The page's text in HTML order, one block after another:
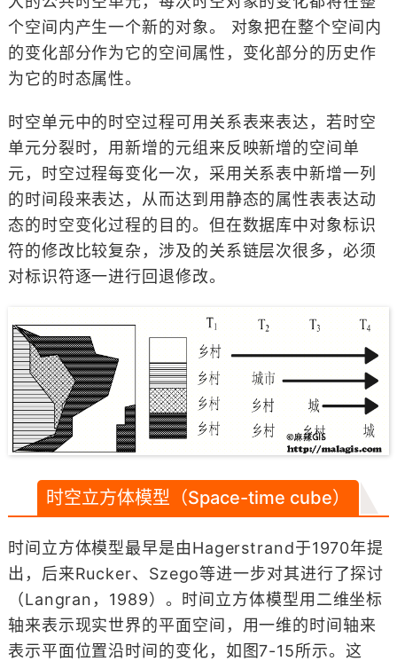
个空间内产生一个新的对象。 对象把在整个空间内
的变化部分作为它的空间属性，变化部分的历史作
为它的时态属性。
时空单元中的时空过程可用关系表来表达，若时空
单元分裂时，用新增的元组来反映新增的空间单
元，时空过程每变化一次，采用关系表中新增一列
的时间段来表达，从而达到用静态的属性表表达动
态的时空变化过程的目的。但在数据库中对象标识
符的修改比较复杂，涉及的关系链层次很多，必须
对标识符逐一进行回退修改。
时空立方体模型（Space-time cube）
时间立方体模型最早是由Hagerstrand于1970年提
出，后来Rucker、Szego等进一步对其进行了探讨
（Langran，1989）。时间立方体模型用二维坐标
轴来表示现实世界的平面空间，用一维的时间轴来
表示平面位置沿时间的变化，如图7-15所示。这